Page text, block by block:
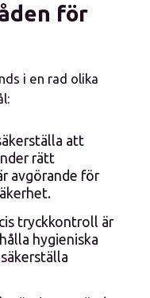
för
i en rad olika
att
rätt
avgörande för
tryckkontroll är
hygieniska